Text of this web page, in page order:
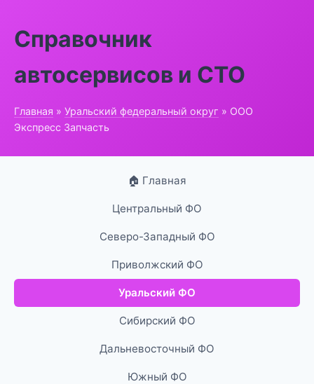
Справочник
автосервисов и СТО
Главная » Уральский федеральный округ » ООО
Экспресс Запчасть
🏠 Главная
Центральный ФО
Северо-Западный ФО
Приволжский ФО
Уральский ФО
Сибирский ФО
Дальневосточный ФО
Южный ФО